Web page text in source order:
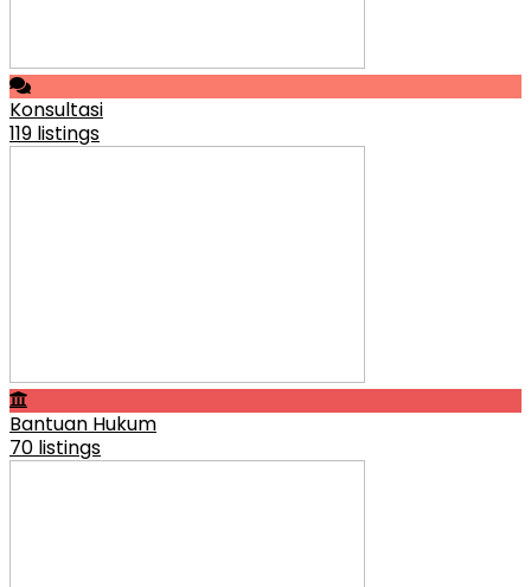
Konsultasi
119 listings
Bantuan Hukum
70 listings